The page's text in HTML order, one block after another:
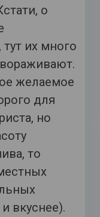
о
тут их много
желаемое
для
но
то
вкуснее).